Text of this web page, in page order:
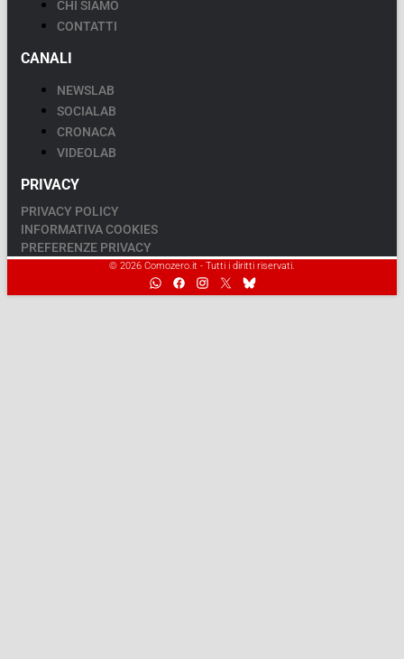
CHI SIAMO
CONTATTI
CANALI
NEWSLAB
SOCIALAB
CRONACA
VIDEOLAB
PRIVACY
PRIVACY POLICY
INFORMATIVA COOKIES
PREFERENZE PRIVACY
© 2026 Comozero.it - Tutti i diritti riservati.